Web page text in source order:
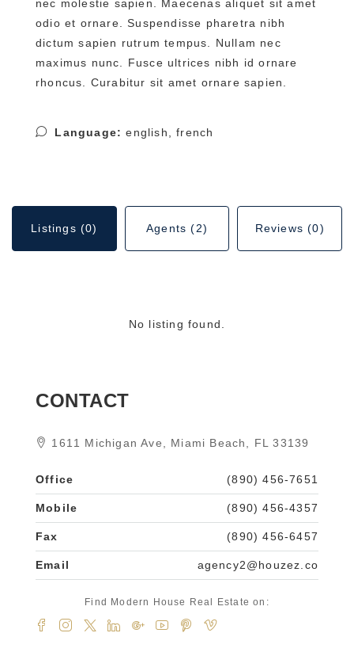
nec molestie sapien. Maecenas aliquet sit amet
odio et ornare. Suspendisse pharetra nibh
dictum sapien rutrum tempus. Nullam nec
maximus nunc. Fusce ultrices nibh id ornare
rhoncus. Curabitur sit amet ornare sapien.
Language: english, french
Listings (0) Agents (2) Reviews (0)
No listing found.
CONTACT
1611 Michigan Ave, Miami Beach, FL 33139
Office (890) 456-7651
Mobile (890) 456-4357
Fax (890) 456-6457
Email agency2@houzez.co
Find Modern House Real Estate on: